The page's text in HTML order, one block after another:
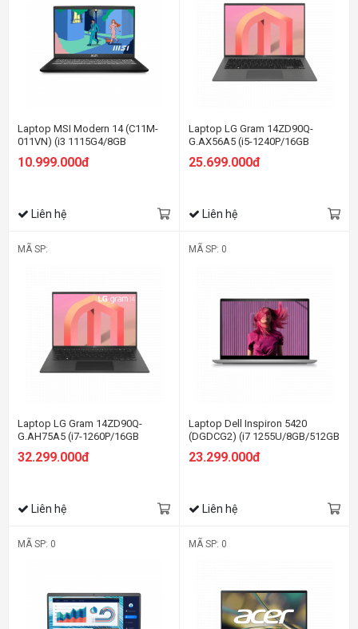
Laptop MSI Modern 14 (C11M-
011VN) (i3 1115G4/8GB
RAM/512GB SSD/14.0 inch
FHD/Win11/Đen)
10.999.000đ
Liên hệ
Laptop LG Gram 14ZD90Q-
G.AX56A5 (i5-1240P/16GB
RAM/512GB SSD/14.0 inch
WUXGA/Dos/Xám) (2022)
25.699.000đ
Liên hệ
MÃ SP:
Laptop LG Gram 14ZD90Q-
G.AH75A5 (i7-1260P/16GB
WUXGA/Win11/Đen) (2022)
32.299.000đ
Liên hệ
MÃ SP: 0
Laptop Dell Inspiron 5420
(DGDCG2) (i7 1255U/8GB/512GB
HS21/Bạc)
23.299.000đ
Liên hệ
MÃ SP: 0 MÃ SP: 0